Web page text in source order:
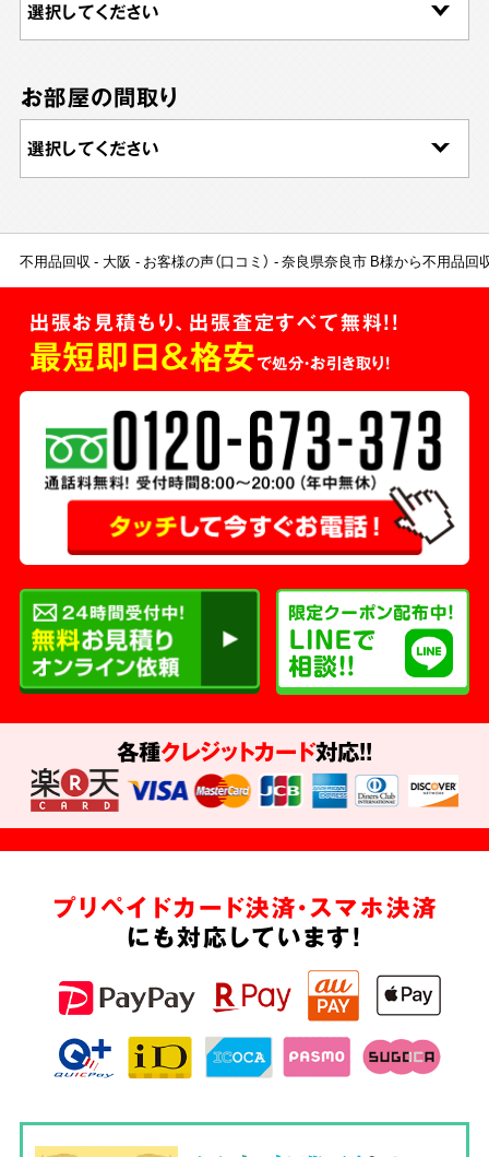
お部屋の間取り
不用品回収 大阪 お客様の声（口コミ） 奈良県奈良市 B様から不用品回
出張お見積もり、出張査定すべて無料!!
最短即日＆格安で処分・お引き取り！
各種クレジットカード対応!!
プリペイドカード決済・スマホ決済
にも対応しています!